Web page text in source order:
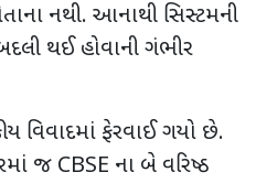
નથી. આનાથી સિસ્ટમની
થઈ હોવાની ગંભીર
વિવાદમાં ફેરવાઈ ગયો છે.
જ CBSE ના બે વરિષ્ઠ